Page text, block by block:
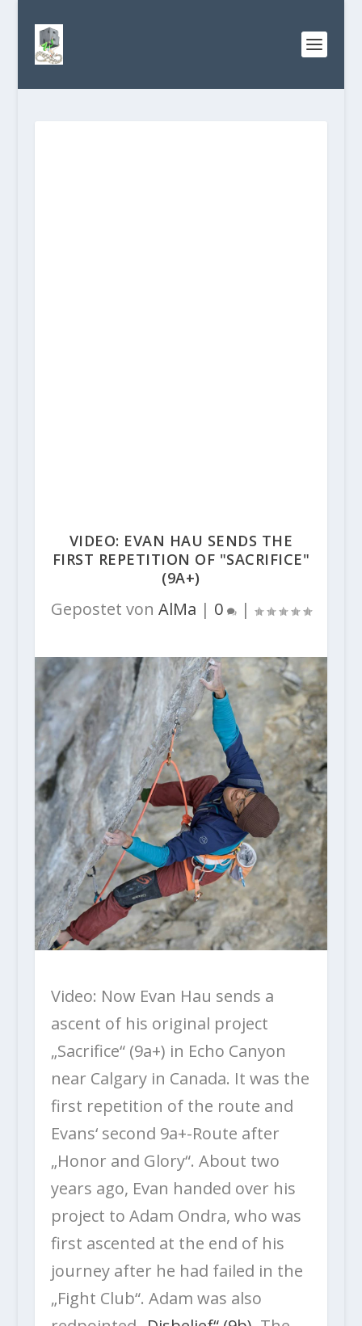
VIDEO: EVAN HAU SENDS THE
FIRST REPETITION OF "SACRIFICE"
(9A+)
Gepostet von AlMa | 0 |
Video: Now Evan Hau sends a
ascent of his original project
„Sacrifice“ (9a+) in Echo Canyon
near Calgary in Canada. It was the
first repetition of the route and
Evans‘ second 9a+-Route after
„Honor and Glory“. About two
years ago, Evan handed over his
project to Adam Ondra, who was
first ascented at the end of his
journey after he had failed in the
„Fight Club“. Adam was also